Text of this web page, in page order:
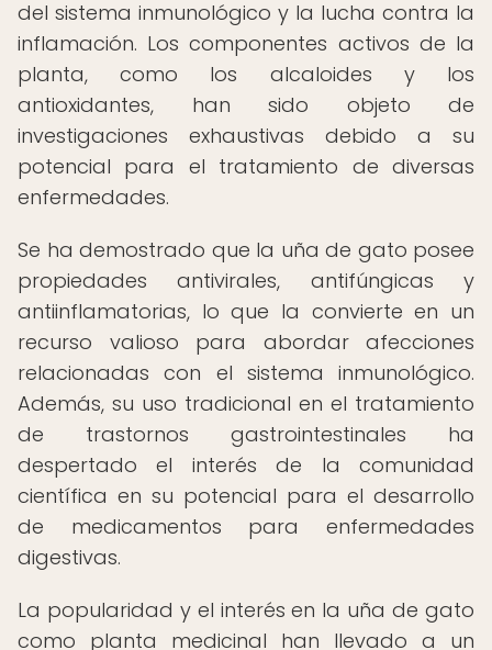
del sistema inmunológico y la lucha contra la
inflamación. Los componentes activos de la
planta, como los alcaloides y los
antioxidantes, han sido objeto de
investigaciones exhaustivas debido a su
potencial para el tratamiento de diversas
enfermedades.
Se ha demostrado que la uña de gato posee
propiedades antivirales, antifúngicas y
antiinflamatorias, lo que la convierte en un
recurso valioso para abordar afecciones
relacionadas con el sistema inmunológico.
Además, su uso tradicional en el tratamiento
de trastornos gastrointestinales ha
despertado el interés de la comunidad
científica en su potencial para el desarrollo
de medicamentos para enfermedades
digestivas.
La popularidad y el interés en la uña de gato
como planta medicinal han llevado a un